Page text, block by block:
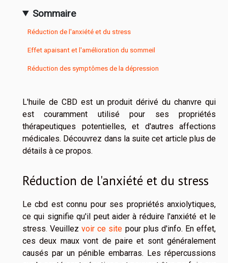
Sommaire
Réduction de l'anxiété et du stress
Effet apaisant et l'amélioration du sommeil
Réduction des symptômes de la dépression
L'huile de CBD est un produit dérivé du chanvre qui
est couramment utilisé pour ses propriétés
thérapeutiques potentielles, et d'autres affections
médicales. Découvrez dans la suite cet article plus de
détails à ce propos.
Réduction de l'anxiété et du stress
Le cbd est connu pour ses propriétés anxiolytiques,
ce qui signifie qu'il peut aider à réduire l'anxiété et le
stress. Veuillezvoir ce site pour plus d'info. En effet,
ces deux maux vont de paire et sont généralement
causés par un pénible embarras. Les répercussions